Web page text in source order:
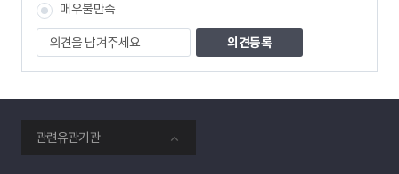
매우불만족
견
을
겨
주
세
요
관련유관기관